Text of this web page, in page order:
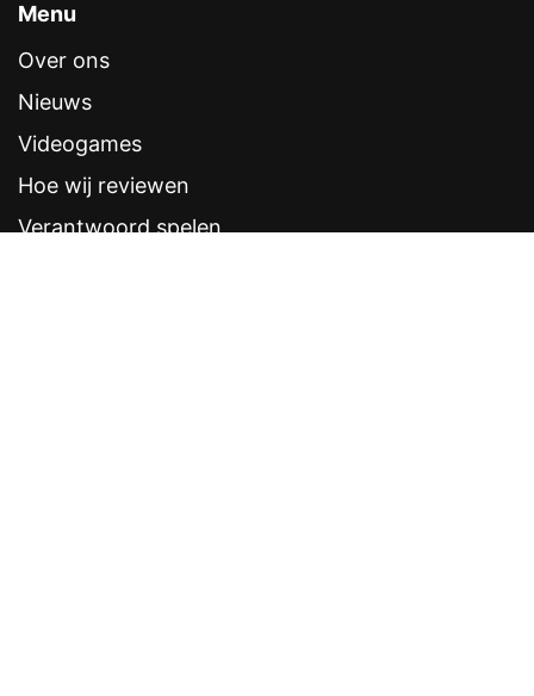
Menu
Over ons
Nieuws
Videogames
Hoe wij reviewen
Verantwoord spelen